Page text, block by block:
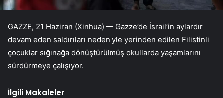
GAZZE, 21 Haziran (Xinhua) — Gazze’de İsrail’in aylardır
devam eden saldırıları nedeniyle yerinden edilen Filistinli
çocuklar sığınağa dönüştürülmüş okullarda yaşamlarını
sürdürmeye çalışıyor.
İlgili Makaleler